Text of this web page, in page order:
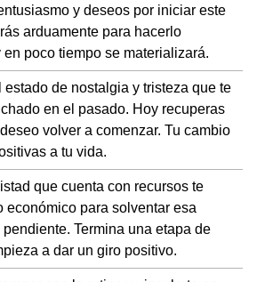
y deseos por iniciar este
arduamente para hacerlo
poco tiempo se materializará.
estado de nostalgia y tristeza que te
en el pasado. Hoy recuperas
volver a comenzar. Tu cambio
a tu vida.
que cuenta con recursos te
económico para solventar esa
Termina una etapa de
a dar un giro positivo.